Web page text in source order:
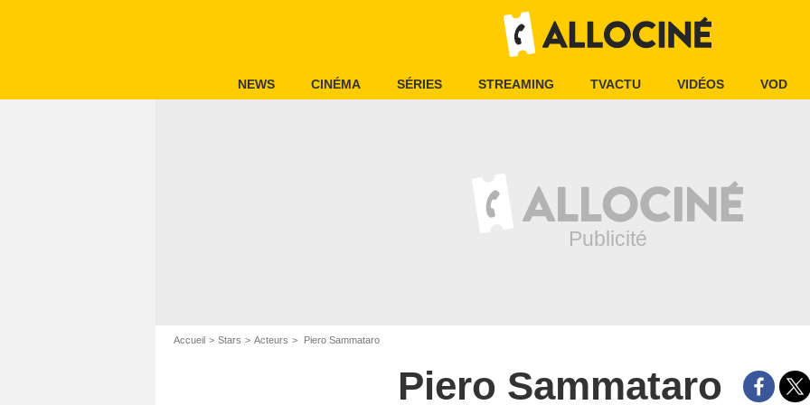
NEWS CINÉMA SÉRIES STREAMING TVACTU VIDÉOS VOD
Accueil Stars Acteurs Piero Sammataro
Piero Sammataro